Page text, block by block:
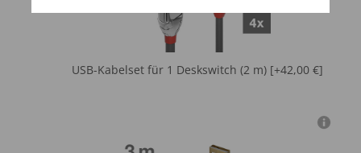
USB-Kabelset für 1 Deskswitch (2 m) [+42,00 €]